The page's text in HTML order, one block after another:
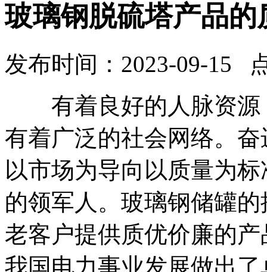
玻璃钢脱硫塔产品的
发布时间：2023-09-15
有着良好的人脉资源
有着广泛的社会网络。
以市场为导向以质量为
的领军人。玻璃钢储罐
老客户提供质优价廉的
我国电力事业发展做出